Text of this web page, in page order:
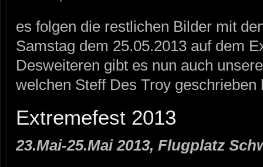
es folgen die restlichen Bilder mit
Samstag dem 25.05.2013 auf dem
Desweiteren gibt es nun auch
welchen Steff Des Troy geschrieben
Extremefest 2013
23.Mai-25.Mai 2013, Flugplatz